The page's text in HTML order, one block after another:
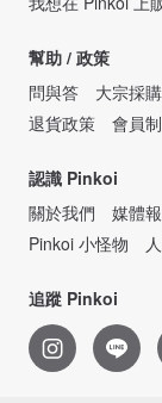
幫助 / 政策
問與答
大宗採購
退貨政策
會員
認識 Pinkoi
關於我們
媒體
Pinkoi 小怪物
追蹤 Pinkoi